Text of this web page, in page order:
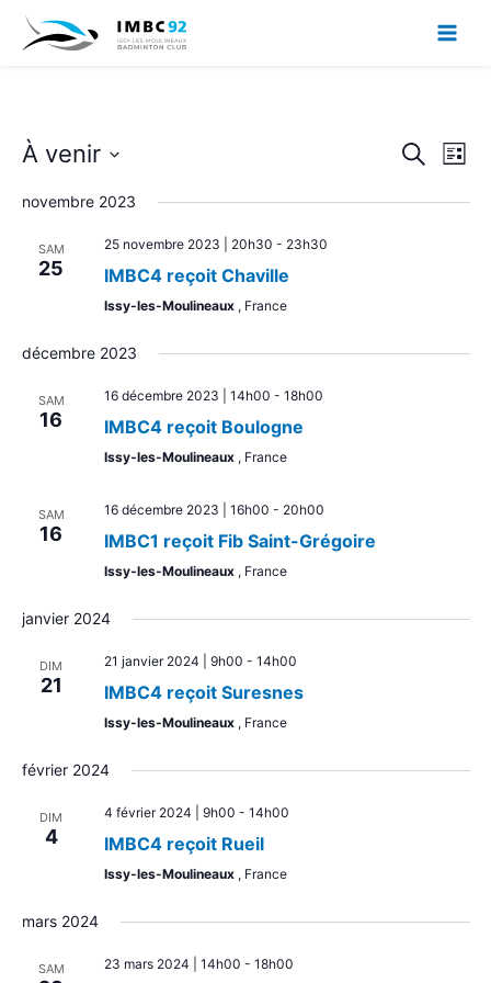
Recherche
Recherche
Liste
À venir
une
novembre 2023
SAM
25
25 novembre 2023 | 20h30 - 23h30
IMBC4 reçoit Chaville
Issy-les-Moulineaux , France
décembre 2023
SAM
16
16 décembre 2023 | 14h00 - 18h00
IMBC4 reçoit Boulogne
Issy-les-Moulineaux , France
SAM
16
16 décembre 2023 | 16h00 - 20h00
IMBC1 reçoit Fib Saint-Grégoire
Issy-les-Moulineaux , France
janvier 2024
DIM
21
21 janvier 2024 | 9h00 - 14h00
IMBC4 reçoit Suresnes
Issy-les-Moulineaux , France
février 2024
DIM
4
4 février 2024 | 9h00 - 14h00
IMBC4 reçoit Rueil
Issy-les-Moulineaux , France
mars 2024
SAM 23 mars 2024 | 14h00 - 18h00